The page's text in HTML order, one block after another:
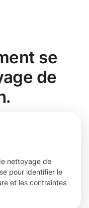
se
de
nettoyage de
pour identifier le
et les contraintes